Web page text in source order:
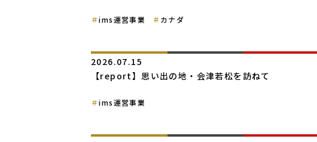
ims運営事業 カナダ
2026.07.15
【report】思い出の地・会津若松を訪ねて
ims運営事業